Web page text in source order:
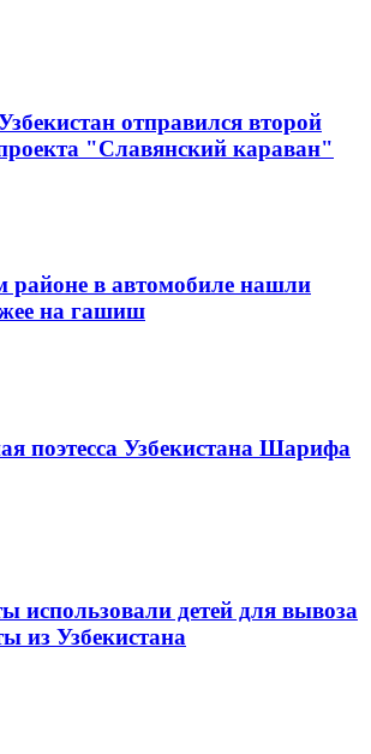
отправился второй
"Славянский караван"
районе в автомобиле нашли
на гашиш
поэтесса Узбекистана Шарифа
использовали детей для вывоза
из Узбекистана